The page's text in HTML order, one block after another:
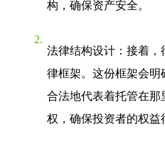
构，确保资产安全。
法律结构设计 ：接着
律框架。这份框架会
合法地代表着托管在
权，确保投资者的权益